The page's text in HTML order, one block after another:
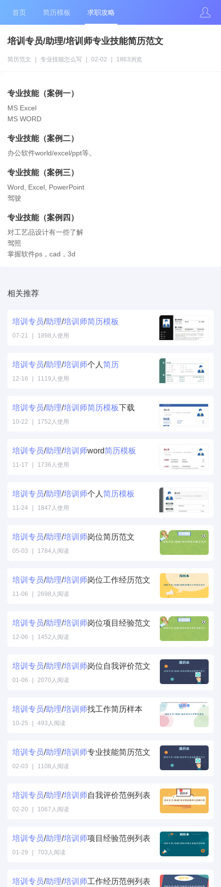
首页 简历模板 求职攻略
培训专员/助理/培训师专业技能简历范文
简历范文 专业技能怎么写 02-02 1863浏览
专业技能（案例一）
MS Excel
MS WORD
专业技能（案例二）
办公软件world/excel/ppt等。
专业技能（案例三）
Word, Excel, PowerPoint
驾驶
专业技能（案例四）
对工艺品设计有一些了解
驾照
掌握软件ps，cad，3d
相关推荐
培训 专员/助理/培训 师简历模板
07-21 1898人使用
培训 专员/助理/培训 师个人 简历
12-16 1119人使用
培训 专员/助理/培训 师简历模板下载
10-22 1752人使用
培训 专员/助理/培训 师word简历模板
11-17 1736人使用
培训 专员/助理/培训 师个人 简历模板
11-24 1847人使用
培训 专员/助理/培训 师岗位简历范文
05-03 1784人阅读
培训 专员/助理/培训 师岗位工作经历范文
11-06 2698人阅读
培训 专员/助理/培训 师岗位项目经验范文
12-06 1452人阅读
培训 专员/助理/培训 师岗位自我评价范文
01-06 2070人阅读
培训 专员/助理/培训 师找工作简历样本
10-25 493人阅读
培训 专员/助理/培训 师专业技能简历范文
02-03 1108人阅读
培训 专员/助理/培训 师自我评价范例列表
02-20 1067人阅读
培训 专员/助理/培训 师项目经验范例列表
01-29 703人阅读
培训 专员/助理/培训 师工作经历范例列表